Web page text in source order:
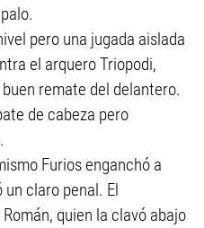
pero una jugada aislada
el arquero Triopodi,
remate del delantero.
de cabeza pero
Furios enganchó a
claro penal. El
quien la clavó abajo